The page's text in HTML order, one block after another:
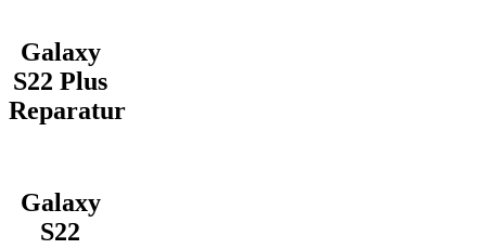
Galaxy
S22 Plus
Reparatur
Galaxy
S22